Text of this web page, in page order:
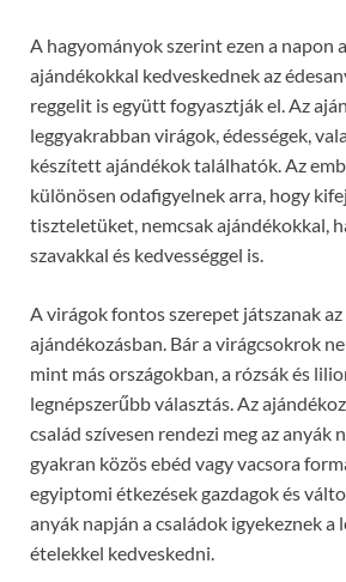
A hagyományok szerint ezen a napon
ajándékokkal kedveskednek az
reggelit is együtt fogyasztják el. Az
leggyakrabban virágok, édességek,
készített ajándékok találhatók. Az
különösen odafigyelnek arra, hogy
tiszteletüket, nemcsak ajándékokkal,
szavakkal és kedvességgel is.
A virágok fontos szerepet játszanak
ajándékozásban. Bár a virágcsokrok
mint más országokban, a rózsák és
legnépszerűbb választás. Az
család szívesen rendezi meg az anyák
gyakran közös ebéd vagy vacsora
egyiptomi étkezések gazdagok és
anyák napján a családok igyekeznek a
ételekkel kedveskedni.